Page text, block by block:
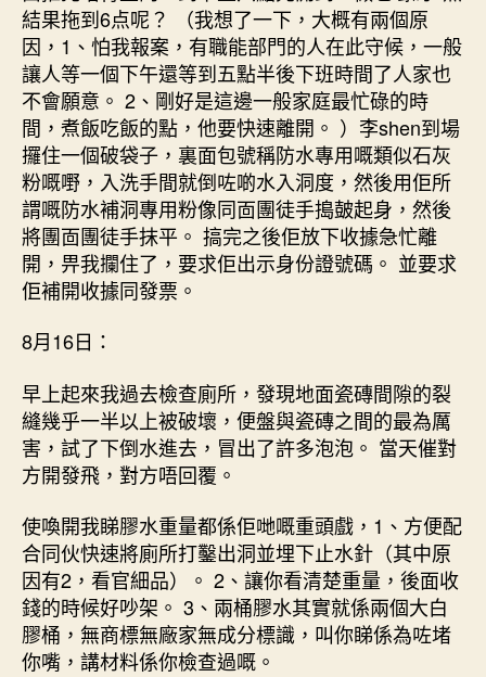
結果拖到6点呢？ （我想了一下，大概有兩個原
因，1、怕我報案，有職能部門的人在此守候，一般
讓人等一個下午還等到五點半後下班時間了人家也
不會願意。 2、剛好是這邊一般家庭最忙碌的時
間，煮飯吃飯的點，他要快速離開。 ）李shen到場
攞住一個破袋子，裏面包號稱防水專用嘅類似石灰
粉嘅嘢，入洗手間就倒咗啲水入洞度，然後用佢所
謂嘅防水補洞專用粉像同靣團徒手搗皷起身，然後
將團靣團徒手抹平。 搞完之後佢放下收據急忙離
開，畀我攔住了，要求佢出示身份證號碼。 並要求
佢補開收據同發票。
8月16日：
早上起來我過去檢查廁所，發現地面瓷磚間隙的裂
縫幾乎一半以上被破壞，便盤與瓷磚之間的最為厲
害，試了下倒水進去，冒出了許多泡泡。 當天催對
方開發飛，對方唔回覆。
使喚開我睇膠水重量都係佢哋嘅重頭戲，1、方便配
合同伙快速將廁所打鑿出洞並埋下止水針（其中原
因有2，看官細品）。 2、讓你看清楚重量，後面收
錢的時候好吵架。 3、兩桶膠水其實就係兩個大白
膠桶，無商標無廠家無成分標識，叫你睇係為咗堵
你嘴，講材料係你檢查過嘅。